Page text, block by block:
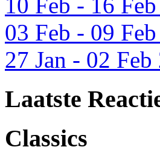
03 Feb - 09
27 Jan - 02 Feb
Laatste
Classics